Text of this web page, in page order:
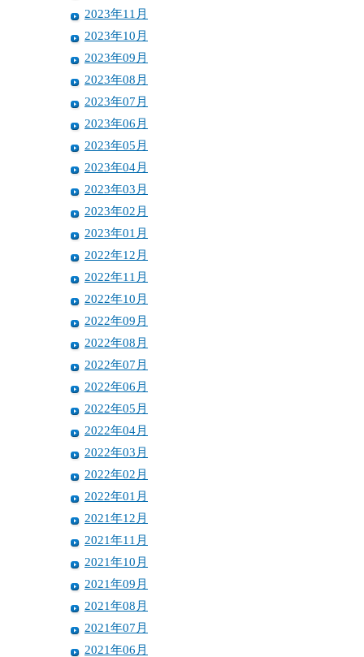
2023年11月
2023年10月
2023年09月
2023年08月
2023年07月
2023年06月
2023年05月
2023年04月
2023年03月
2023年02月
2023年01月
2022年12月
2022年11月
2022年10月
2022年09月
2022年08月
2022年07月
2022年06月
2022年05月
2022年04月
2022年03月
2022年02月
2022年01月
2021年12月
2021年11月
2021年10月
2021年09月
2021年08月
2021年07月
2021年06月